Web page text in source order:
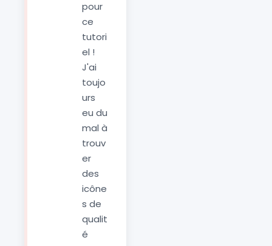
pour
ce
tutori
el !
J'ai
toujo
urs
eu du
mal à
trouv
er
des
icône
s de
qualit
é